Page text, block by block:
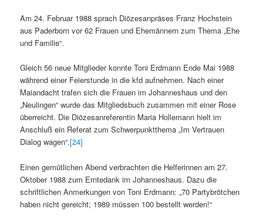
Am 24. Februar 1988 sprach Diözesanpräses Franz Hochstein
aus Paderborn vor 62 Frauen und Ehemännern zum Thema „Ehe
und Familie“.
Gleich 56 neue Mitglieder konnte Toni Erdmann Ende Mai 1988
während einer Feierstunde in die kfd aufnehmen. Nach einer
Maiandacht trafen sich die Frauen im Johanneshaus und den
„Neulingen“ wurde das Mitgliedsbuch zusammen mit einer Rose
überreicht. Die Diözesanreferentin Maria Hollemann hielt im
Anschluß ein Referat zum Schwerpunktthema „Im Vertrauen
Dialog wagen“.[24]
Einen gemütlichen Abend verbrachten die Helferinnen am 27.
Oktober 1988 zum Erntedank im Johanneshaus. Dazu die
schriftlichen Anmerkungen von Toni Erdmann: „70 Partybrötchen
haben nicht gereicht; 1989 müssen 100 bestellt werden!“